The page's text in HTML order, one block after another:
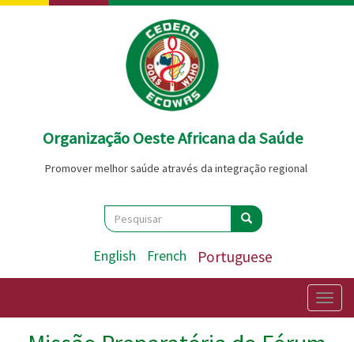
Passar
Organização Oeste Africana da Saúde
Promover melhor saúde através da integração regional
Search
Pesquisar Pesquisar
English French Portuguese